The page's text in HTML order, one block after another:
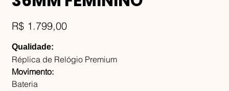
Preço
R$ 1.799,00
Qualidade:
Réplica de Relógio Premium
Movimento:
Bateria